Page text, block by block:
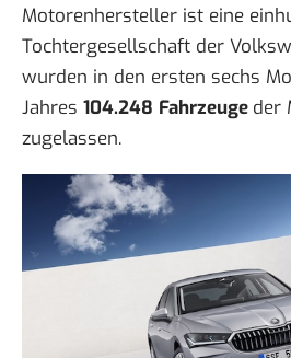
Motorenhersteller ist eine
Tochtergesellschaft der
wurden in den ersten sechs
Jahres 104.248 Fahrzeuge der
zugelassen.